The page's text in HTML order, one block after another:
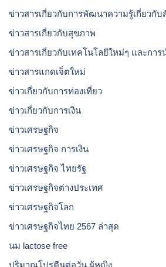
ข่าวสารเกี่ยวกับการพัฒนาความรู้เกี่ยวกับ
ข่าวสารเกี่ยวกับสุขภาพ
ข่าวสารเกี่ยวกับเทคโนโลยีใหม่ๆ และการ
ข่าวสารแกดเจ็ตใหม่
ข่าวเกี่ยวกับการท่องเที่ยว
ข่าวเกี่ยวกับการเงิน
ข่าวเศรษฐกิจ
ข่าวเศรษฐกิจ การเงิน
ข่าวเศรษฐกิจ ไทยรัฐ
ข่าวเศรษฐกิจต่างประเทศ
ข่าวเศรษฐกิจโลก
ข่าวเศรษฐกิจไทย 2567 ล่าสุด
นม lactose free
ปริมาณโปรตีนต่อวัน ผู้หญิง